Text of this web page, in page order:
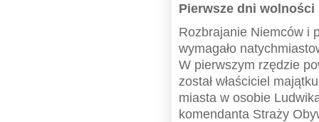
Pierwsze dni wolności
Rozbrajanie Niemców i
wymagało
W pierwszym rzędzie
został właściciel
miasta w osobie
komendanta Straży